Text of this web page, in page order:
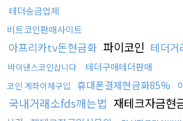
테더송금업체
비트코인판매사이트
아프리카tv돈현금화 파이코인 테더거
바이낸스코인삽니다 테더구매테더판매
코인 계좌이체구입 휴대폰결제현금화85%
국내거래소fds깨는법 재테크자금현